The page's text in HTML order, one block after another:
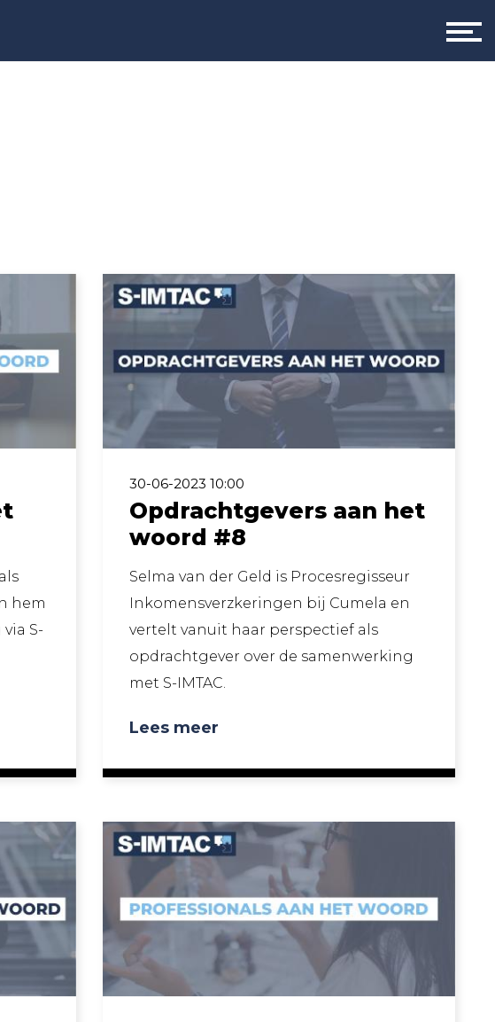
hem
S-
30-06-2023 10:00
Opdrachtgevers aan het
woord #8
Selma van der Geld is Procesregisseur
Inkomensverzkeringen bij Cumela en
vertelt vanuit haar perspectief als
opdrachtgever over de samenwerking
met S-IMTAC.
Lees meer